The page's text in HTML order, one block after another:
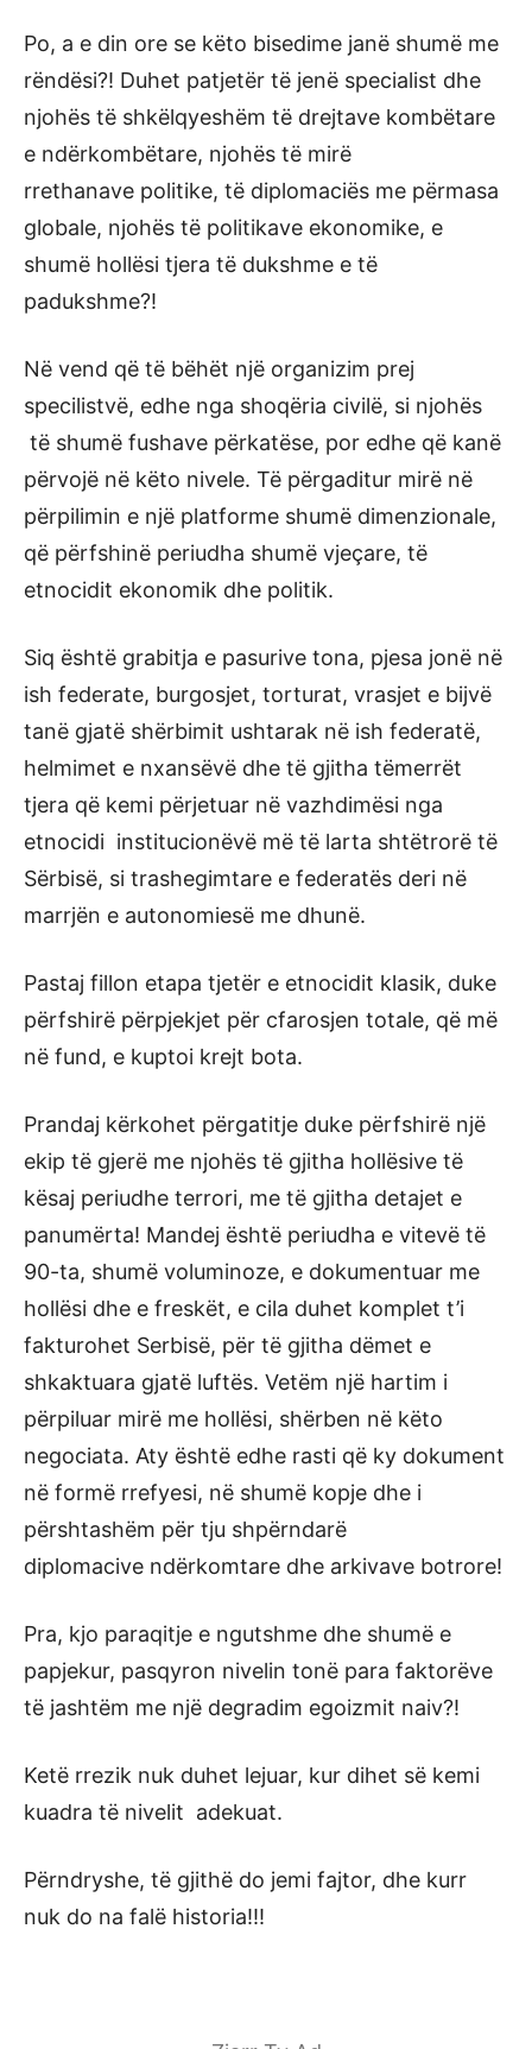
Po, a e din ore se këto bisedime janë shumë me
rëndësi?! Duhet patjetër të jenë specialist dhe
njohës të shkëlqyeshëm të drejtave kombëtare
e ndërkombëtare, njohës të mirë
rrethanave politike, të diplomaciës me përmasa
globale, njohës të politikave ekonomike, e
shumë hollësi tjera të dukshme e të
padukshme?!
Në vend që të bëhët një organizim prej
specilistvë, edhe nga shoqëria civilë, si njohës
të shumë fushave përkatëse, por edhe që kanë
përvojë në këto nivele. Të përgaditur mirë në
përpilimin e një platforme shumë dimenzionale,
që përfshinë periudha shumë vjeçare, të
etnocidit ekonomik dhe politik.
Siq është grabitja e pasurive tona, pjesa jonë në
ish federate, burgosjet, torturat, vrasjet e bijvë
tanë gjatë shërbimit ushtarak në ish federatë,
helmimet e nxansëvë dhe të gjitha tëmerrët
tjera që kemi përjetuar në vazhdimësi nga
etnocidi institucionëvë më të larta shtëtrorë të
Sërbisë, si trashegimtare e federatës deri në
marrjën e autonomiesë me dhunë.
Pastaj fillon etapa tjetër e etnocidit klasik, duke
përfshirë përpjekjet për cfarosjen totale, që më
në fund, e kuptoi krejt bota.
Prandaj kërkohet përgatitje duke përfshirë një
ekip të gjerë me njohës të gjitha hollësive të
kësaj periudhe terrori, me të gjitha detajet e
panumërta! Mandej është periudha e vitevë të
90-ta, shumë voluminoze, e dokumentuar me
hollësi dhe e freskët, e cila duhet komplet t’i
fakturohet Serbisë, për të gjitha dëmet e
shkaktuara gjatë luftës. Vetëm një hartim i
përpiluar mirë me hollësi, shërben në këto
negociata. Aty është edhe rasti që ky dokument
në formë rrefyesi, në shumë kopje dhe i
përshtashëm për tju shpërndarë
diplomacive ndërkomtare dhe arkivave botrore!
Pra, kjo paraqitje e ngutshme dhe shumë e
papjekur, pasqyron nivelin tonë para faktorëve
të jashtëm me një degradim egoizmit naiv?!
Ketë rrezik nuk duhet lejuar, kur dihet së kemi
kuadra të nivelit adekuat.
Përndryshe, të gjithë do jemi fajtor, dhe kurr
nuk do na falë historia!!!